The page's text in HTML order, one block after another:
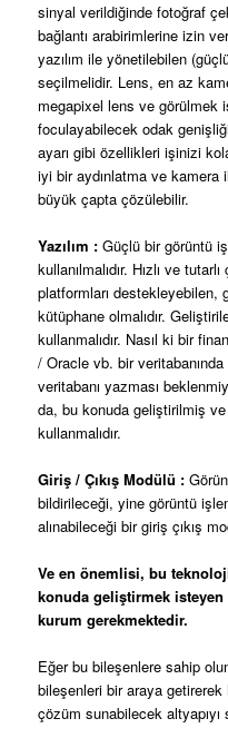
sinyal verildiğinde fotoğraf
bağlantı arabirimlerine izin
yazılım ile yönetilebilen
seçilmelidir. Lens, en az
megapixel lens ve görülmek
foculayabilecek odak
ayarı gibi özellikleri işinizi
iyi bir aydınlatma ve kamera
büyük çapta çözülebilir.
Yazılım :Güçlü bir görüntü
kullanılmalıdır. Hızlı ve
platformları destekleyebilen,
kütüphane olmalıdır.
kullanmalıdır. Nasıl ki bir
/ Oracle vb. bir
veritabanı yazması
da, bu konuda geliştirilmiş
kullanmalıdır.
Giriş / Çıkış Modülü :
bildirileceği, yine görüntü
alınabileceği bir giriş çıkış
Ve en önemlisi, bu
konuda geliştirmek
kurum gerekmektedir.
Eğer bu bileşenlere sahip
bileşenleri bir araya
çözüm sunabilecek altyapıyı